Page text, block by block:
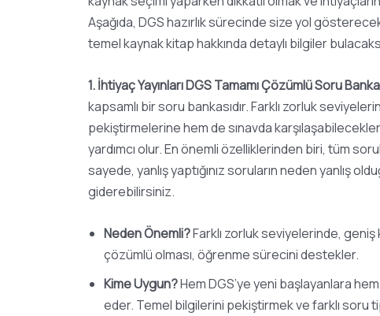
Aşağıda, DGS hazırlık sürecinde size yol
temel kaynak kitap hakkında detaylı bilgiler
1. İhtiyaç Yayınları DGS Tamamı Çözümlü Soru
kapsamlı bir soru bankasıdır. Farklı zorluk
pekiştirmelerine hem de sınavda
yardımcı olur. En önemli özelliklerinden biri, tüm
sayede, yanlış yaptığınız soruların neden yanlış
giderebilirsiniz.
Neden Önemli?Farklı zorluk seviyelerinde,
çözümlü olması, öğrenme sürecini destekler.
Kime Uygun?Hem DGS’ye yeni başlayanlara
eder. Temel bilgilerini pekiştirmek ve farklı soru